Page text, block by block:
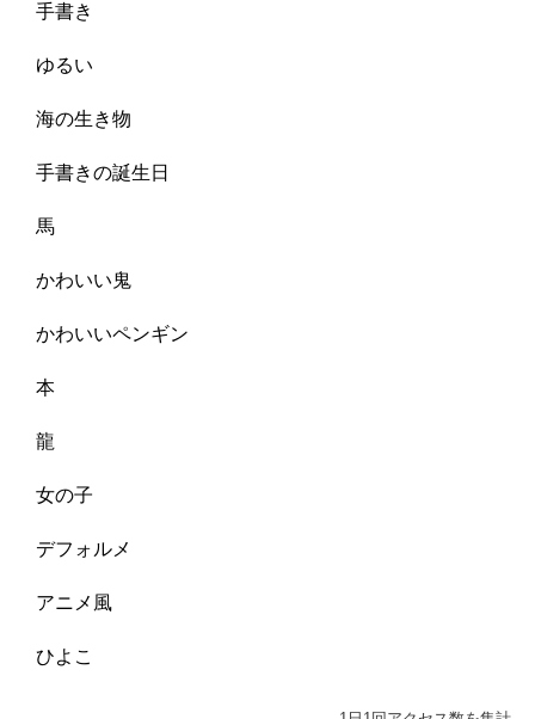
手書き
ゆるい
海の生き物
手書きの誕生日
馬
かわいい鬼
かわいいペンギン
本
龍
女の子
デフォルメ
アニメ風
ひよこ